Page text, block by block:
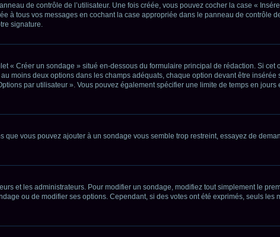
de contrôle de l’utilisateur. Une fois créée, vous pouvez cocher la case «
à tous vos messages en cochant la case appropriée dans le panneau de contrôle
signature.
« Créer un sondage » situé en-dessous du formulaire principal de rédaction. Si cet
moins deux options dans les champs adéquats, chaque option devant être
par utilisateur ». Vous pouvez également spécifier une limite de temps en
vous pouvez ajouter à un sondage vous semble trop restreint, essayez de
et les administrateurs. Pour modifier un sondage, modifiez tout simplement le
ou de modifier ses options. Cependant, si des votes ont été exprimés, seuls les